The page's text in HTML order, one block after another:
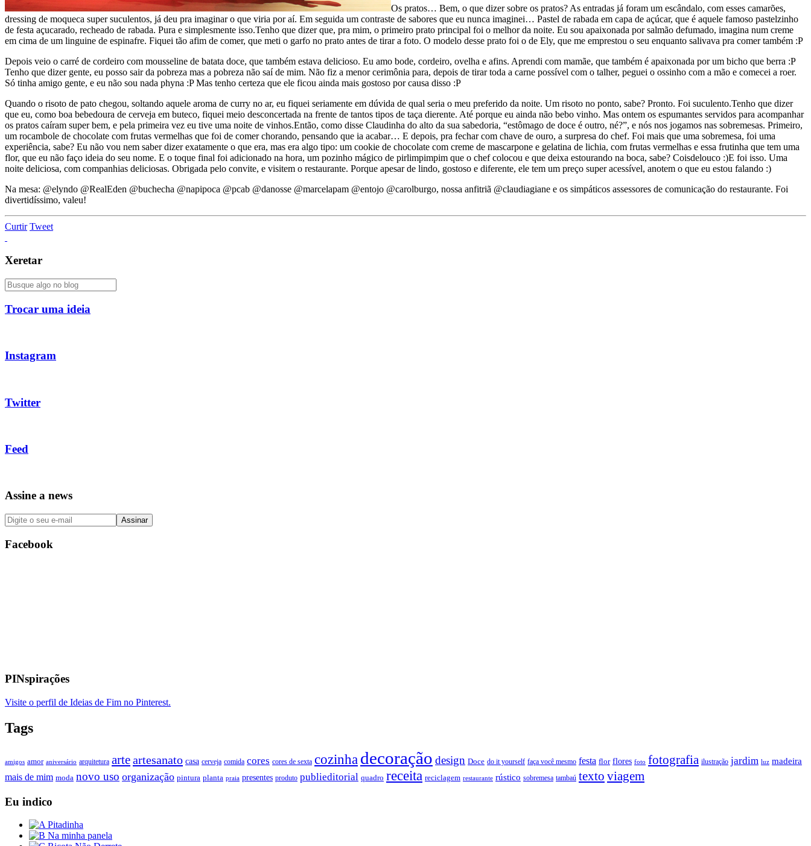
Os pratos… Bem, o que dizer sobre os pratos? As entradas já foram um escândalo, com esses camarões,
dressing de moqueca super suculentos, já deu pra imaginar o que viria por aí. Em seguida um contraste de sabores que eu nunca imaginei… Pastel de rabada em capa de açúcar, que é aquele famoso pastelzinho
de festa açucarado, recheado de rabada. Pura e simplesmente isso.Tenho que dizer que, pra mim, o primeiro prato principal foi o melhor da noite. Eu sou apaixonada por salmão defumado, imagina num creme
em cima de um linguine de espinafre. Fiquei tão afim de comer, que meti o garfo no prato antes de tirar a foto. O modelo desse prato foi o de Ely, que me emprestou o seu enquanto salivava pra comer também :P
Depois veio o carré de cordeiro com mousseline de batata doce, que também estava delicioso. Eu amo bode, cordeiro, ovelha e afins. Aprendi com mamãe, que também é apaixonada por um bicho que berra :P
Tenho que dizer gente, eu posso sair da pobreza mas a pobreza não saí de mim. Não fiz a menor cerimônia para, depois de tirar toda a carne possível com o talher, peguei o ossinho com a mão e comecei a roer.
Só tinha amigo gente, e eu não sou nada phyna :P Mas tenho certeza que ele ficou ainda mais gostoso por causa disso :P
Quando o risoto de pato chegou, soltando aquele aroma de curry no ar, eu fiquei seriamente em dúvida de qual seria o meu preferido da noite. Um risoto no ponto, sabe? Pronto. Foi suculento.Tenho que dizer
que eu, como boa bebedoura de cerveja em buteco, fiquei meio desconcertada na frente de tantos tipos de taça dierente. Até porque eu ainda não bebo vinho. Mas ontem os espumantes servidos para acompanhar
os pratos caíram super bem, e pela primeira vez eu tive uma noite de vinhos.Então, como disse Claudinha do alto da sua sabedoria, “estômago de doce é outro, né?”, e nós nos jogamos nas sobremesas. Primeiro,
um rocambole de chocolate com frutas vermelhas que foi de comer chorando, pensando que ia acabar… E depois, pra fechar com chave de ouro, a surpresa do chef. Foi mais que uma sobremesa, foi uma
experiência, sabe? Eu não vou nem saber dizer exatamente o que era, mas era algo tipo: um cookie de chocolate com creme de mascarpone e gelatina de lichia, com frutas vermelhas e essa frutinha que tem uma
flor, que eu não faço ideia do seu nome. E o toque final foi adicionado na hora, um pozinho mágico de pirlimpimpim que o chef colocou e que deixa estourando na boca, sabe? Coisdelouco :)E foi isso. Uma
noite deliciosa, com companhias deliciosas. Obrigada pelo convite, e visitem o restaurante. Porque apesar de lindo, gostoso e diferente, ele tem um preço super acessível, anotem o que eu estou falando :)
Na mesa: @elyndo @RealEden @buchecha @napipoca @pcab @danosse @marcelapam @entojo @carolburgo, nossa anfitriã @claudiagiane e os simpáticos assessores de comunicação do restaurante. Foi
divertidíssimo, valeu!
Curtir Tweet
Xeretar
Trocar uma ideia
Instagram
Twitter
Feed
Assine a news
Facebook
PINspirações
Visite o perfil de Ideias de Fim no Pinterest.
Tags
amigos amor aniversário arquitetura arteartesanato casa cerveja comida cores cores de sexta cozinha decoração design Doce do it yourself faça você mesmo festa flor flores foto fotografia ilustração jardim luz madeira
mais de mim moda novo uso organização pintura planta praia presentes produto publieditorial quadro receita reciclagem restaurante rústico sobremesa tambaú texto viagem
Eu indico